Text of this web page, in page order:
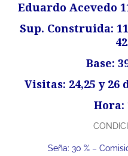
Eduardo Acevedo
Sup. Construida:
Base:
Visitas: 24,25 y 26
Hora:
Seña: 30 % –